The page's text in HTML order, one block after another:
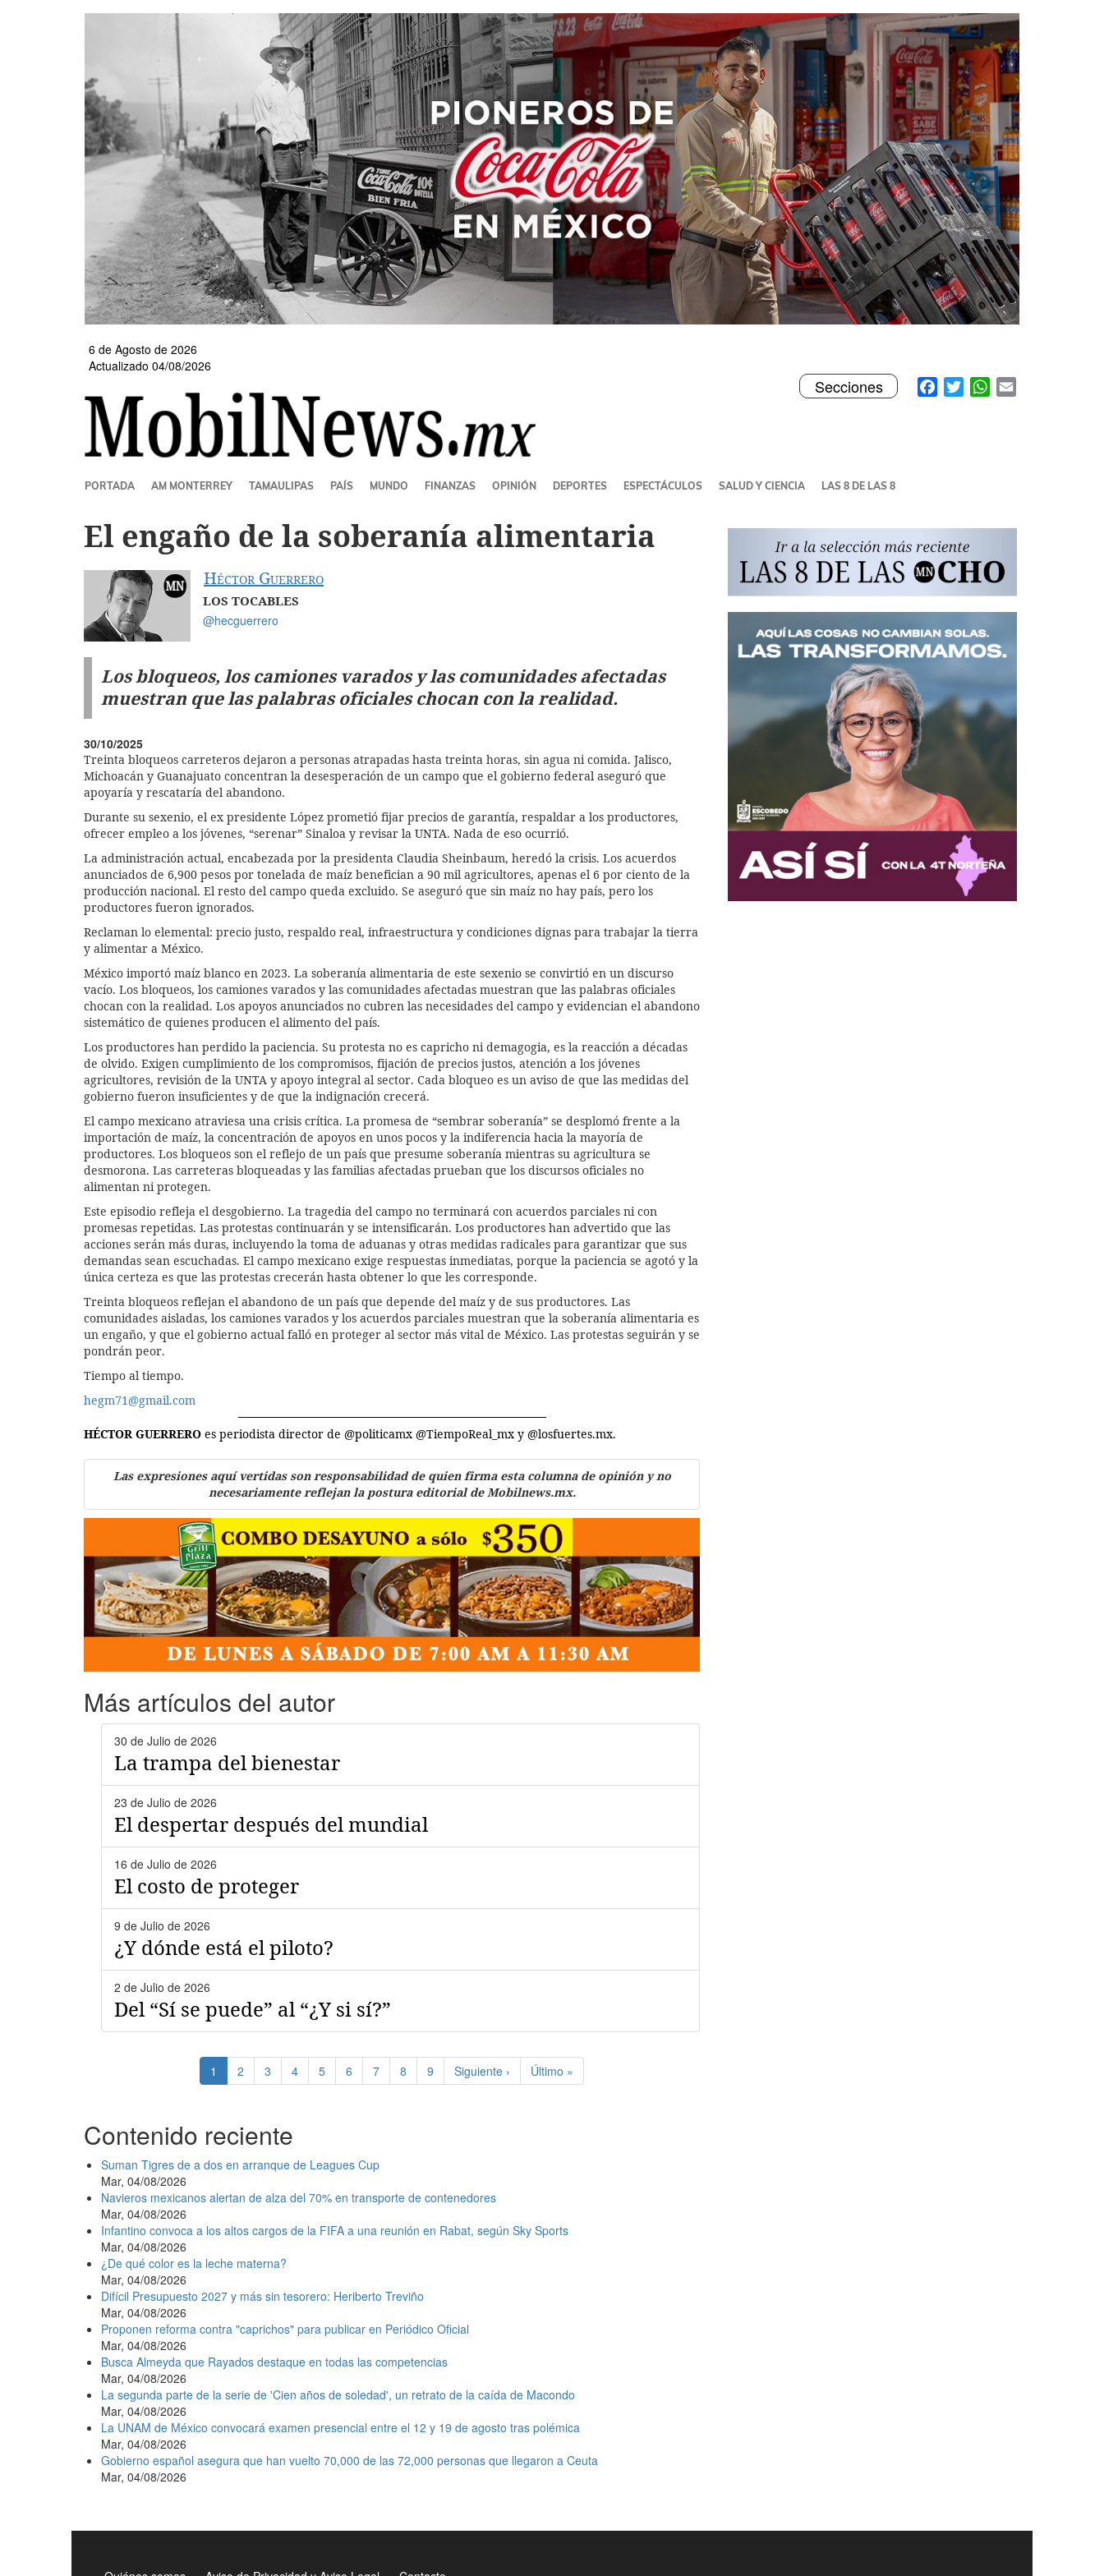
6 de Agosto de 2026
Actualizado 04/08/2026
Facebook
TwitterWhatsApp
Toggle
navigation
Secciones
SECCIONES
PORTADA AM MONTERREY TAMAULIPAS PAÍS MUNDO FINANZAS OPINIÓN DEPORTES ESPECTÁCULOS SALUD Y CIENCIA LAS 8 DE LAS 8
El engaño de la soberanía alimentaria
Héctor Guerrero
LOS TOCABLES
@hecguerrero
Los bloqueos, los camiones varados y las comunidades afectadas
muestran que las palabras oficiales chocan con la realidad.
30/10/2025
Treinta bloqueos carreteros dejaron a personas atrapadas hasta treinta horas, sin agua ni comida. Jalisco,
Michoacán y Guanajuato concentran la desesperación de un campo que el gobierno federal aseguró que
apoyaría y rescataría del abandono.
Durante su sexenio, el ex presidente López prometió fijar precios de garantía, respaldar a los productores,
ofrecer empleo a los jóvenes, “serenar” Sinaloa y revisar la UNTA. Nada de eso ocurrió.
La administración actual, encabezada por la presidenta Claudia Sheinbaum, heredó la crisis. Los acuerdos
anunciados de 6,900 pesos por tonelada de maíz benefician a 90 mil agricultores, apenas el 6 por ciento de la
producción nacional. El resto del campo queda excluido. Se aseguró que sin maíz no hay país, pero los
productores fueron ignorados.
Reclaman lo elemental: precio justo, respaldo real, infraestructura y condiciones dignas para trabajar la tierra
y alimentar a México.
México importó maíz blanco en 2023. La soberanía alimentaria de este sexenio se convirtió en un discurso
vacío. Los bloqueos, los camiones varados y las comunidades afectadas muestran que las palabras oficiales
chocan con la realidad. Los apoyos anunciados no cubren las necesidades del campo y evidencian el abandono
sistemático de quienes producen el alimento del país.
Los productores han perdido la paciencia. Su protesta no es capricho ni demagogia, es la reacción a décadas
de olvido. Exigen cumplimiento de los compromisos, fijación de precios justos, atención a los jóvenes
agricultores, revisión de la UNTA y apoyo integral al sector. Cada bloqueo es un aviso de que las medidas del
gobierno fueron insuficientes y de que la indignación crecerá.
El campo mexicano atraviesa una crisis crítica. La promesa de “sembrar soberanía” se desplomó frente a la
importación de maíz, la concentración de apoyos en unos pocos y la indiferencia hacia la mayoría de
productores. Los bloqueos son el reflejo de un país que presume soberanía mientras su agricultura se
desmorona. Las carreteras bloqueadas y las familias afectadas prueban que los discursos oficiales no
alimentan ni protegen.
Este episodio refleja el desgobierno. La tragedia del campo no terminará con acuerdos parciales ni con
promesas repetidas. Las protestas continuarán y se intensificarán. Los productores han advertido que las
acciones serán más duras, incluyendo la toma de aduanas y otras medidas radicales para garantizar que sus
demandas sean escuchadas. El campo mexicano exige respuestas inmediatas, porque la paciencia se agotó y la
única certeza es que las protestas crecerán hasta obtener lo que les corresponde.
Treinta bloqueos reflejan el abandono de un país que depende del maíz y de sus productores. Las
comunidades aisladas, los camiones varados y los acuerdos parciales muestran que la soberanía alimentaria es
un engaño, y que el gobierno actual falló en proteger al sector más vital de México. Las protestas seguirán y se
pondrán peor.
Tiempo al tiempo.
hegm71@gmail.com
HÉCTOR GUERRERO es periodista director de @politicamx @TiempoReal_mx y @losfuertes.mx.
Las expresiones aquí vertidas son responsabilidad de quien firma esta columna de opinión y no
necesariamente reflejan la postura editorial de Mobilnews.mx.
Más artículos del autor
30 de Julio de 2026
La trampa del bienestar
23 de Julio de 2026
El despertar después del mundial
16 de Julio de 2026
El costo de proteger
9 de Julio de 2026
¿Y dónde está el piloto?
2 de Julio de 2026
Del “Sí se puede” al “¿Y si sí?”
Página
actual
1 Page
2 Page
3 Page
4 Page
5 Page
6 Page
7 Page
8 Page
9
Siguiente
página
Siguiente ›
Última
página
Último »
Contenido reciente
Suman Tigres de a dos en arranque de Leagues Cup
Mar, 04/08/2026
Navieros mexicanos alertan de alza del 70% en transporte de contenedores
Mar, 04/08/2026
Infantino convoca a los altos cargos de la FIFA a una reunión en Rabat, según Sky Sports
Mar, 04/08/2026
¿De qué color es la leche materna?
Mar, 04/08/2026
Difícil Presupuesto 2027 y más sin tesorero: Heriberto Treviño
Mar, 04/08/2026
Proponen reforma contra "caprichos" para publicar en Periódico Oficial
Mar, 04/08/2026
Busca Almeyda que Rayados destaque en todas las competencias
Mar, 04/08/2026
La segunda parte de la serie de 'Cien años de soledad', un retrato de la caída de Macondo
Mar, 04/08/2026
La UNAM de México convocará examen presencial entre el 12 y 19 de agosto tras polémica
Mar, 04/08/2026
Gobierno español asegura que han vuelto 70,000 de las 72,000 personas que llegaron a Ceuta
Mar, 04/08/2026